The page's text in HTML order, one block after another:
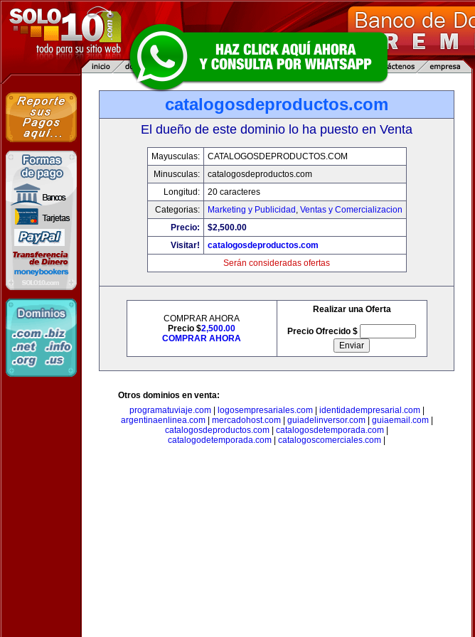
catalogosdeproductos.com
El dueño de este dominio lo ha puesto en Venta
Mayusculas:
CATALOGOSDEPRODUCTOS.COM
Minusculas:
catalogosdeproductos.com
Longitud:
20 caracteres
Categorias:
Marketing y Publicidad , Ventas y Comercializacion
Precio:
$2,500.00
Visitar!
catalogosdeproductos.com
Serán consideradas ofertas
COMPRAR AHORA
Precio $2,500.00
COMPRAR AHORA
Realizar una Oferta
Precio Ofrecido $
Otros dominios en venta:
programatuviaje.com| logosempresariales.com| identidadempresarial.com|
argentinaenlinea.com| mercadohost.com| guiadelinversor.com| guiaemail.com|
catalogosdeproductos.com
catalogosdetemporada.com
catalogodetemporada.com
catalogoscomerciales.com